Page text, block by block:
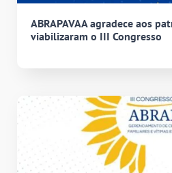
ABRAPAVAA agradece aos
viabilizaram o III Congresso